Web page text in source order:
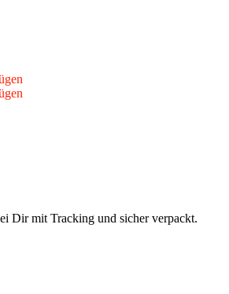
Dir mit Tracking und sicher verpackt.